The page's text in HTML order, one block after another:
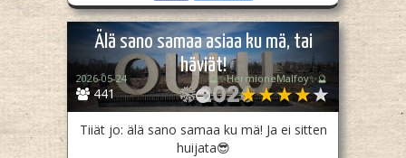
Älä sano samaa asiaa ku mä, tai
häviät!
441
2026-05-24 🔮✨HermioneMalfoy✨🔮
Tiiät jo: älä sano samaa ku mä! Ja ei sitten
huijata😎